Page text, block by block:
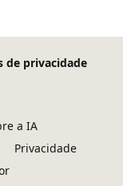
de privacidade
a IA
Privacidade